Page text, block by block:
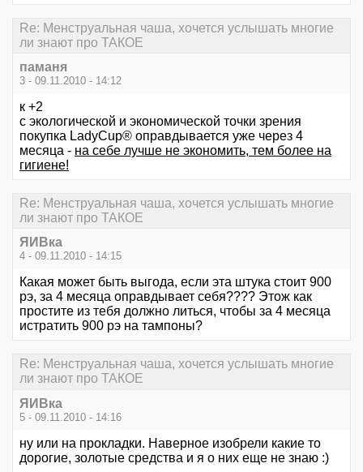
Re: Менструальная чаша, хочется услышать многие
ли знают про ТАКОЕ
паманя
3 - 09.11.2010 - 14:12
к +2
с экологической и экономической точки зрения
покупка LadyCup® оправдывается уже через 4
месяца - на себе лучше не экономить, тем более на
гигиене!
Re: Менструальная чаша, хочется услышать многие
ли знают про ТАКОЕ
ЯИВка
4 - 09.11.2010 - 14:15
Какая может быть выгода, если эта штука стоит 900
рэ, за 4 месяца оправдывает себя???? Этож как
простите из тебя должно литься, чтобы за 4 месяца
истратить 900 рэ на тампоны?
Re: Менструальная чаша, хочется услышать многие
ли знают про ТАКОЕ
ЯИВка
5 - 09.11.2010 - 14:16
ну или на прокладки. Наверное изобрели какие то
дорогие, золотые средства и я о них еще не знаю :)